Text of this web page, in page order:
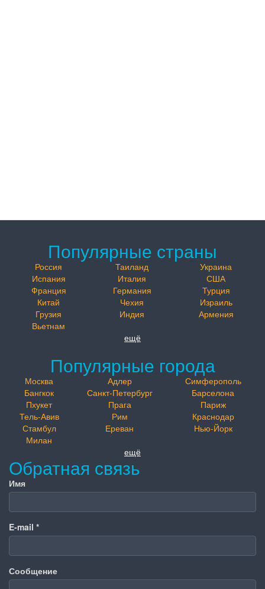
Популярные страны
Россия Таиланд
Украина
Испания
Италия
США
Франция
Германия
Турция
Китай
Чехия
Израиль
Грузия
Индия
Армения
Вьетнам
ещё
Популярные города
Москва Адлер
Симферополь
Бангкок
Санкт-Петербург
Барселона
Пхукет
Прага
Париж
Тель-Авив
Рим
Краснодар
Стамбул
Ереван
Нью-Йорк
Милан
ещё
Обратная связь
Имя
E-mail *
Сообщение